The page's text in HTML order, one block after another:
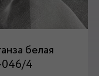
белая
4